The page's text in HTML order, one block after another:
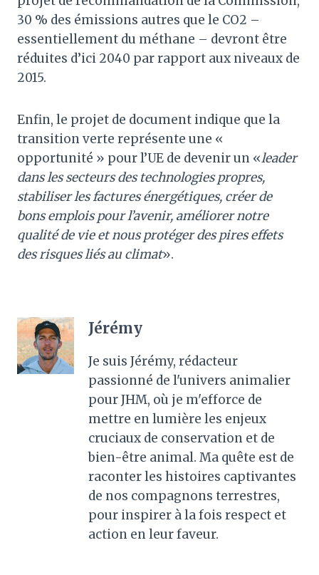
30 % des émissions autres que le CO2 –
essentiellement du méthane – devront être
réduites d’ici 2040 par rapport aux niveaux de
2015.
Enfin, le projet de document indique que la
transition verte représente une «
opportunité » pour l’UE de devenir un «leader
dans les secteurs des technologies propres,
stabiliser les factures énergétiques, créer de
bons emplois pour l’avenir, améliorer notre
qualité de vie et nous protéger des pires effets
des risques liés au climat».
Jérémy
Je suis Jérémy, rédacteur
passionné de l'univers animalier
pour JHM, où je m'efforce de
mettre en lumière les enjeux
cruciaux de conservation et de
bien-être animal. Ma quête est de
raconter les histoires captivantes
de nos compagnons terrestres,
pour inspirer à la fois respect et
action en leur faveur.